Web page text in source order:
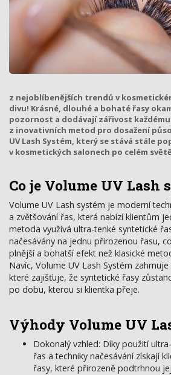
z nejoblíbenějších trendů v
divu! Krásné, dlouhé a bohaté řasy
pozornost a dodávají zářivost
z inovativních metod pro dosažení
UV Lash Systém, který se stává stále
v kosmetických salonech po celém
Co je Volume UV Lash
Volume UV Lash systém je moderní
a zvětšování řas, která nabízí klientům
metoda využívá ultra-tenké syntetické
načesávány na jednu přirozenou řasu,
plnější a bohatší efekt než klasické
Navíc, Volume UV Lash Systém
které zajišťuje, že syntetické řasy
po dobu, kterou si klientka přeje.
Výhody Volume UV
Dokonalý vzhled: Díky použití
řas a techniky načesávání získají
řasy, které přirozeně podtrhnou